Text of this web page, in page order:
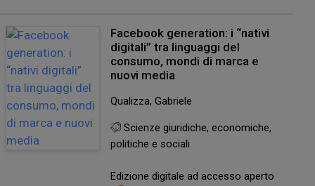
Facebook generation: i “nativi
digitali” tra linguaggi del
consumo, mondi di marca e
nuovi media
Qualizza, Gabriele
Scienze giuridiche, economiche,
politiche e sociali
Edizione digitale ad accesso aperto